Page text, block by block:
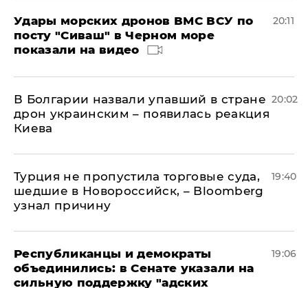
Удары морских дронов ВМС ВСУ по
посту "Сиваш" в Черном море
показали на видео
20:11
В Болгарии назвали упавший в стране
дрон украинским – появилась реакция
Киева
20:02
Турция не пропустила торговые суда,
шедшие в Новороссийск, – Bloomberg
узнал причину
19:40
Республиканцы и демократы
объединились: в Сенате указали на
сильную поддержку "адских
19:06